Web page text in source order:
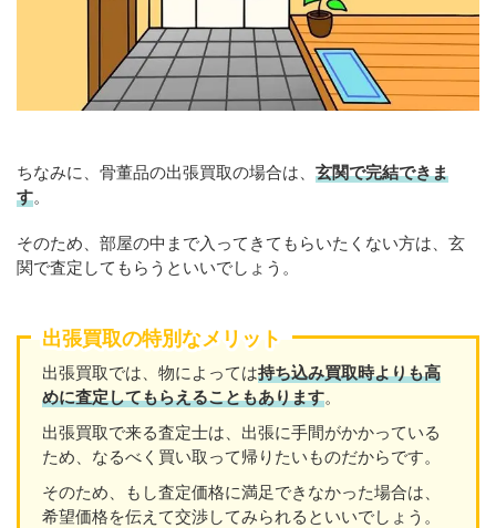
ちなみに、骨董品の出張買取の場合は、 玄関で完結できま
す。
そのため、部屋の中まで入ってきてもらいたくない方は、玄
関で査定してもらうといいでしょう。
出張買取の特別なメリット
出張買取では、物によっては持ち込み買取時よりも高
めに査定してもらえることもあります。
出張買取で来る査定士は、出張に手間がかかっている
ため、なるべく買い取って帰りたいものだからです。
そのため、もし査定価格に満足できなかった場合は、
希望価格を伝えて交渉してみられるといいでしょう。